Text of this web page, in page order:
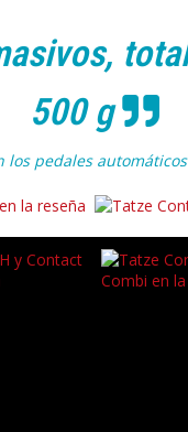
500 g
los pedales